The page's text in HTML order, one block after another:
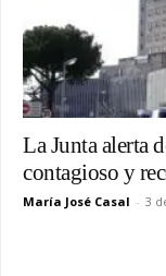
La Junta alerta
contagioso y
María José Casal - 3